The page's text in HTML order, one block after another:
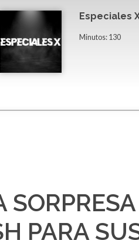
Especiales
Minutos: 130
PARA